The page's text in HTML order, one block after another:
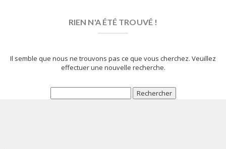
RIEN N'A ÉTÉ TROUVÉ !
Il semble que nous ne trouvons pas ce que vous cherchez. Veuillez
effectuer une nouvelle recherche.